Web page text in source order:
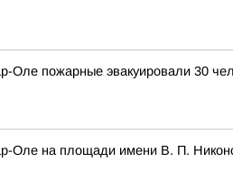
Оле пожарные эвакуировали 30
Оле на площади имени В. П.